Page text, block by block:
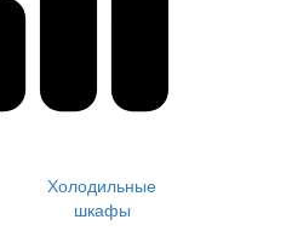
Холодильные
шкафы